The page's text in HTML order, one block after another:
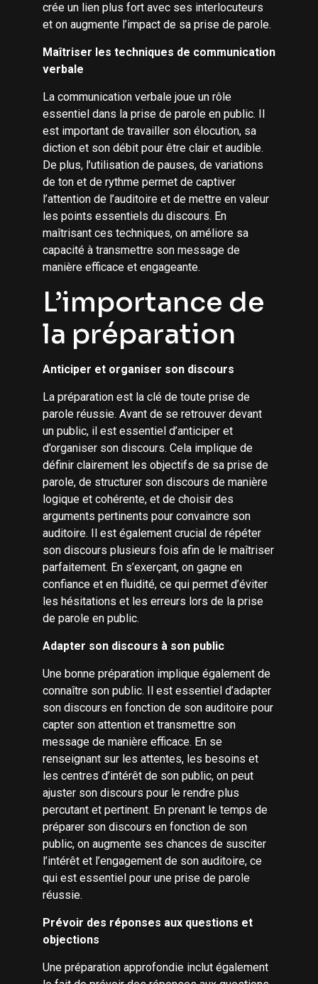
crée un lien plus fort avec ses interlocuteurs
et on augmente l’impact de sa prise de parole.
Maîtriser les techniques de communication
verbale
La communication verbale joue un rôle
essentiel dans la prise de parole en public. Il
est important de travailler son élocution, sa
diction et son débit pour être clair et audible.
De plus, l’utilisation de pauses, de variations
de ton et de rythme permet de captiver
l’attention de l’auditoire et de mettre en valeur
les points essentiels du discours. En
maîtrisant ces techniques, on améliore sa
capacité à transmettre son message de
manière efficace et engageante.
L’importance de
la préparation
Anticiper et organiser son discours
La préparation est la clé de toute prise de
parole réussie. Avant de se retrouver devant
un public, il est essentiel d’anticiper et
d’organiser son discours. Cela implique de
définir clairement les objectifs de sa prise de
parole, de structurer son discours de manière
logique et cohérente, et de choisir des
arguments pertinents pour convaincre son
auditoire. Il est également crucial de répéter
son discours plusieurs fois afin de le maîtriser
parfaitement. En s’exerçant, on gagne en
confiance et en fluidité, ce qui permet d’éviter
les hésitations et les erreurs lors de la prise
de parole en public.
Adapter son discours à son public
Une bonne préparation implique également de
connaître son public. Il est essentiel d’adapter
son discours en fonction de son auditoire pour
capter son attention et transmettre son
message de manière efficace. En se
renseignant sur les attentes, les besoins et
les centres d’intérêt de son public, on peut
ajuster son discours pour le rendre plus
percutant et pertinent. En prenant le temps de
préparer son discours en fonction de son
public, on augmente ses chances de susciter
l’intérêt et l’engagement de son auditoire, ce
qui est essentiel pour une prise de parole
réussie.
Prévoir des réponses aux questions et
objections
Une préparation approfondie inclut également